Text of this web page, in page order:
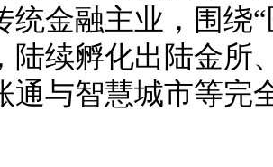
统金融主业，围绕
陆续孵化出陆金所
通与智慧城市等完